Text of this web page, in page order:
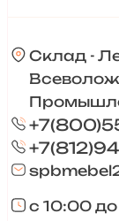
Склад -
с 10:00